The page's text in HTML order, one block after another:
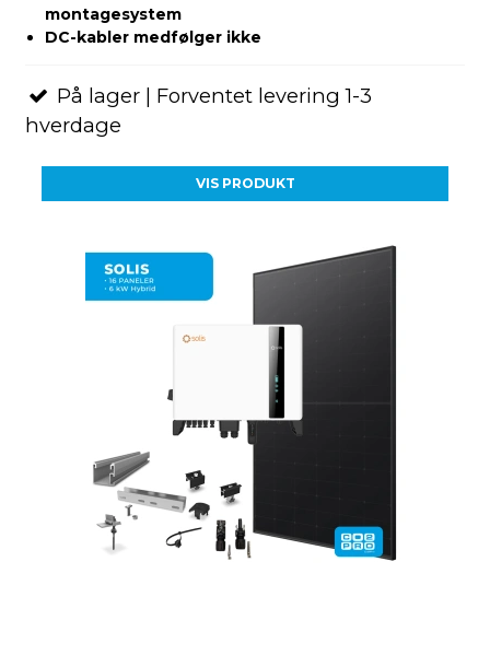
montagesystem
DC-kabler medfølger ikke
På lager | Forventet levering 1-3
hverdage
VIS PRODUKT